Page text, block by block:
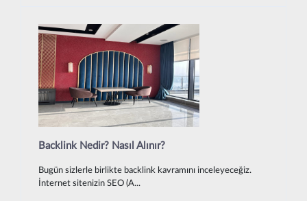
Backlink Nedir? Nasıl Alınır?
Bugün sizlerle birlikte backlink kavramını inceleyeceğiz.
İnternet sitenizin SEO (A...